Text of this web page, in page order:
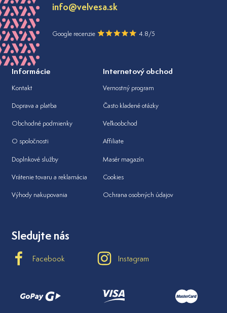
info@velvesa.sk
Google recenzie 4.8/5
Informácie
Kontakt
Doprava a platba
Obchodné podmienky
O spoločnosti
Doplnkové služby
Vrátenie tovaru a reklamácia
Výhody nakupovania
Internetový obchod
Vernostný program
Často kladené otázky
Veľkoobchod
Affiliate
Masér magazín
Cookies
Ochrana osobných údajov
Sledujte nás
Facebook Instagram